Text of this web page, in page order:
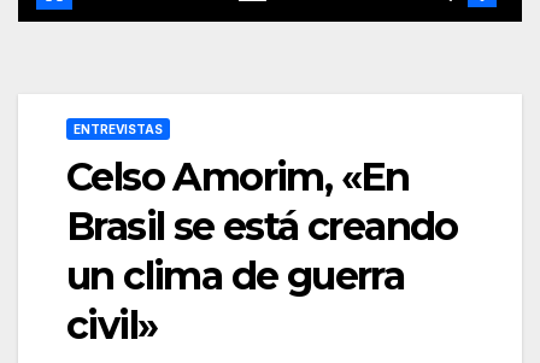
ENTREVISTAS
Celso Amorim, «En
Brasil se está creando
un clima de guerra
civil»